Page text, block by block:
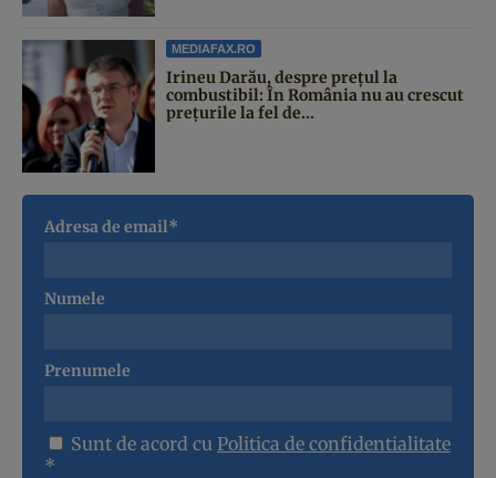
MEDIAFAX.RO
Irineu Darău, despre prețul la
combustibil: În România nu au crescut
prețurile la fel de...
Adresa de email*
Numele
Prenumele
Sunt de acord cu Politica de confidentialitate
*